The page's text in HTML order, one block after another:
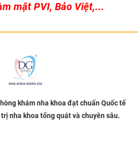
mặt PVI, Bảo Việt,...
khám nha khoa đạt chuẩn Quốc tế
nha khoa tổng quát và chuyên sâu.